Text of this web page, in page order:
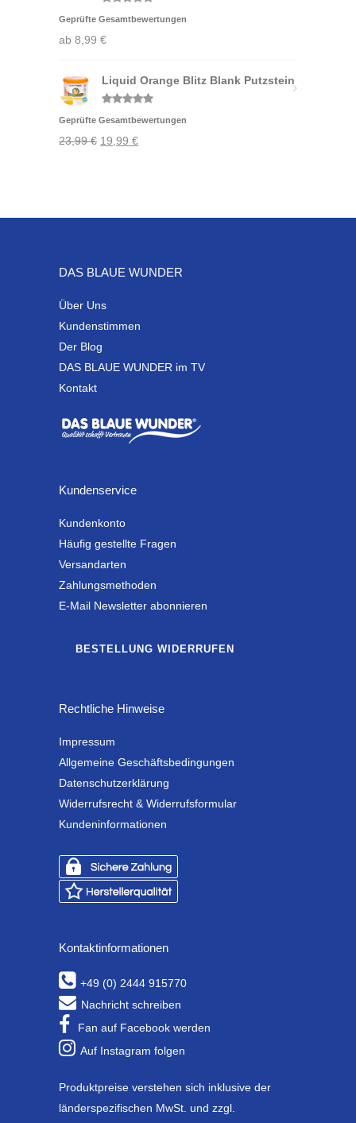
mit5.00
Geprüfte Gesamtbewertungen
ab 8,99 €
Liquid Orange Blitz Blank Putzstein
Bewertet
mit5.00
von 5
Geprüfte Gesamtbewertungen
23,99€ Ursprünglicher
19,99 €Aktueller
DAS BLAUE WUNDER
Über Uns
Kundenstimmen
Der Blog
DAS BLAUE WUNDER im TV
Kontakt
Kundenservice
Kundenkonto
Häufig gestellte Fragen
Versandarten
Zahlungsmethoden
E-Mail Newsletter abonnieren
BESTELLUNG WIDERRUFEN
Rechtliche Hinweise
Impressum
Allgemeine Geschäftsbedingungen
Datenschutzerklärung
Widerrufsrecht & Widerrufsformular
Kundeninformationen
Kontaktinformationen
+49 (0) 2444 915770
Nachricht schreiben
Fan auf Facebook werden
Auf Instagram folgen
Produktpreise verstehen sich inklusive der
länderspezifischen MwSt. und zzgl.